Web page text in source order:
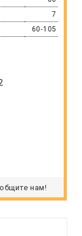
7
60-105
нам!